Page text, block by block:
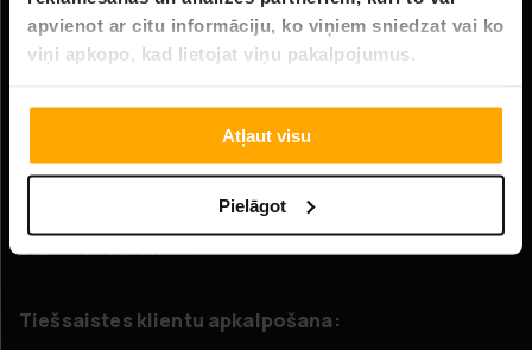
apvienot ar citu informāciju, ko viņiem sniedzat vai ko
viņi apkopo, kad lietojat viņu pakalpojumus.
Atļaut visu
Pielāgot
Klientu apkalpošana
Atgriešana
Sazinieties ar mums
Tiešsaistes klientu apkalpošana: